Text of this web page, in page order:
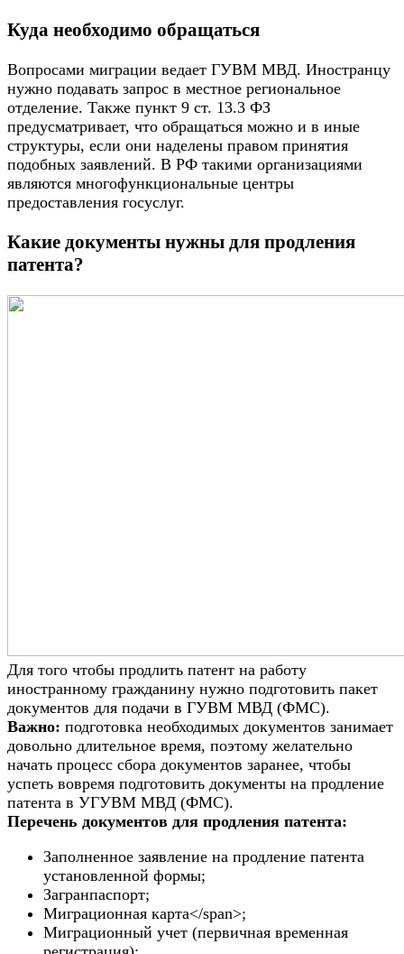
Куда необходимо обращаться
Вопросами миграции ведает ГУВМ МВД. Иностранцу
нужно подавать запрос в местное региональное
отделение. Также пункт 9 ст. 13.3 ФЗ
предусматривает, что обращаться можно и в иные
структуры, если они наделены правом принятия
подобных заявлений. В РФ такими организациями
являются многофункциональные центры
предоставления госуслуг.
Какие документы нужны для продления
патента?
Для того чтобы продлить патент на работу
иностранному гражданину нужно подготовить пакет
документов для подачи в ГУВМ МВД (ФМС).
Важно: подготовка необходимых документов занимает
довольно длительное время, поэтому желательно
начать процесс сбора документов заранее, чтобы
успеть вовремя подготовить документы на продление
патента в УГУВМ МВД (ФМС).
Перечень документов для продления патента:
Заполненное заявление на продление патента
установленной формы;
Загранпаспорт;
Миграционная карта</span>;
Миграционный учет (первичная временная